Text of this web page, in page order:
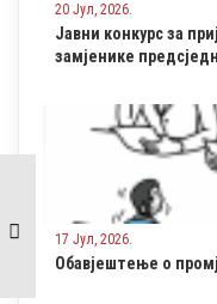
20 Јул, 2026.
Јавни конкурс за
замјенике
17 Јул, 2026.
Обавјештење о
Обавјештење о јавној
расправи на Приједлог
буџета општине
за 2021. годину